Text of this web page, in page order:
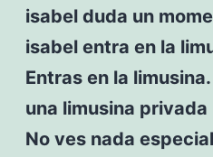
isabel duda un
isabel entra en la
Entras en la limusina.
una limusina privada
No ves nada